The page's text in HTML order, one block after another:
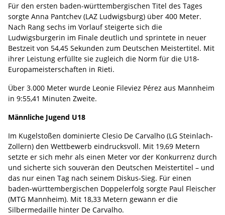
Für den ersten baden-württembergischen Titel des Tages
sorgte Anna Pantchev (LAZ Ludwigsburg) über 400 Meter.
Nach Rang sechs im Vorlauf steigerte sich die
Ludwigsburgerin im Finale deutlich und sprintete in neuer
Bestzeit von 54,45 Sekunden zum Deutschen Meistertitel. Mit
ihrer Leistung erfüllte sie zugleich die Norm für die U18-
Europameisterschaften in Rieti.
Über 3.000 Meter wurde Leonie Fileviez Pérez aus Mannheim
in 9:55,41 Minuten Zweite.
Männliche Jugend U18
Im Kugelstoßen dominierte Clesio De Carvalho (LG Steinlach-
Zollern) den Wettbewerb eindrucksvoll. Mit 19,69 Metern
setzte er sich mehr als einen Meter vor der Konkurrenz durch
und sicherte sich souverän den Deutschen Meistertitel – und
das nur einen Tag nach seinem Diskus-Sieg. Für einen
baden-württembergischen Doppelerfolg sorgte Paul Fleischer
(MTG Mannheim). Mit 18,33 Metern gewann er die
Silbermedaille hinter De Carvalho.